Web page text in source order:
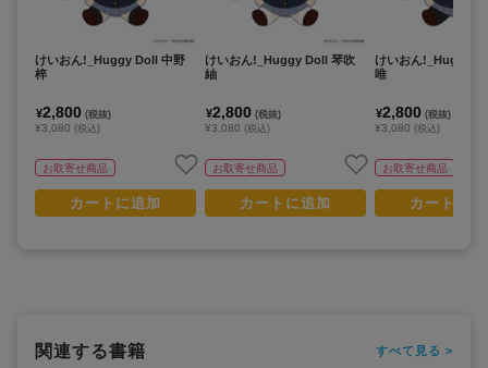
けいおん!_Huggy Doll 中野
梓
¥2,800 (税抜)
¥3,080 (税込)
お取寄せ商品
カートに追加
けいおん!_Huggy Doll 琴吹
紬
¥2,800 (税抜)
¥3,080 (税込)
お取寄せ商品
カートに追加
けいおん!_Huggy
唯
¥2,800 (税抜)
¥3,080 (税込)
お取寄せ商品
カートに
関連する書籍 すべて見る >